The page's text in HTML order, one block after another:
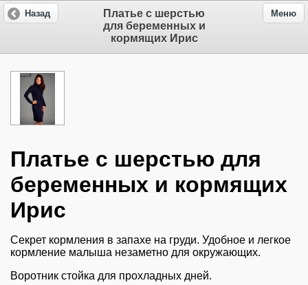
Платье с шерстью
для беременных и
кормящих Ирис
Назад Меню
Платье с шерстью для
беременных и кормящих
Ирис
Секрет кормления в запахе на груди. Удобное и легкое
кормление малыша незаметно для окружающих.
Воротник стойка для прохладных дней.